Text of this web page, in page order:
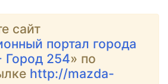
сайт
портал города
Город 254» по
http://mazda-